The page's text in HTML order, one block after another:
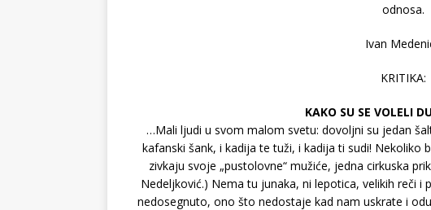
odnosa.
Ivan
KRITIKA:
KAKO SU SE VOLELI
…Mali ljudi u svom malom svetu: dovoljni su jedan
kafanski šank, i kadija te tuži, i kadija ti sudi! Nekoliko
zivkaju svoje „pustolovne“ mužiće, jedna cirkuska
Nedeljković.) Nema tu junaka, ni lepotica, velikih reči
nedosegnuto, ono što nedostaje kad nam uskrate i